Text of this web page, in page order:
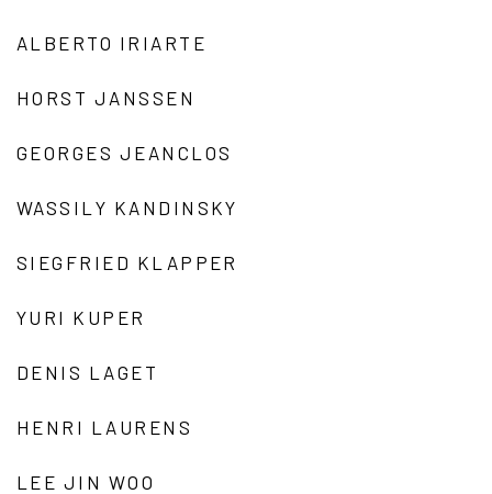
ALBERTO IRIARTE
HORST JANSSEN
GEORGES JEANCLOS
WASSILY KANDINSKY
SIEGFRIED KLAPPER
YURI KUPER
DENIS LAGET
HENRI LAURENS
LEE JIN WOO